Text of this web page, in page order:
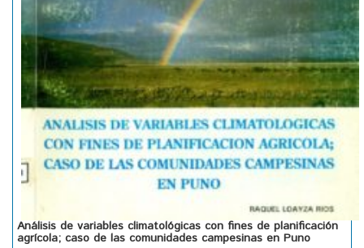
Análisis de variables climatológicas con fines de planificación
agrícola; caso de las comunidades campesinas en Puno